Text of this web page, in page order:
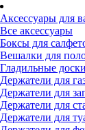
Аксессуары для
Все аксессуары
Боксы для
Вешалки для
Гладильные доски
Держатели для
Держатели для
Держатели для
Держатели для